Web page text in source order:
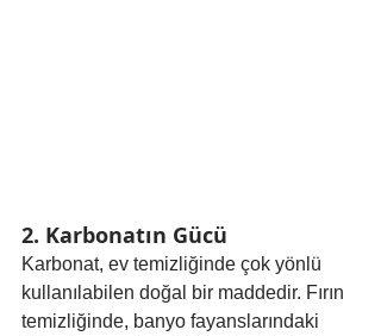
2. Karbonatın Gücü
Karbonat, ev temizliğinde çok yönlü
kullanılabilen doğal bir maddedir. Fırın
temizliğinde, banyo fayanslarındaki